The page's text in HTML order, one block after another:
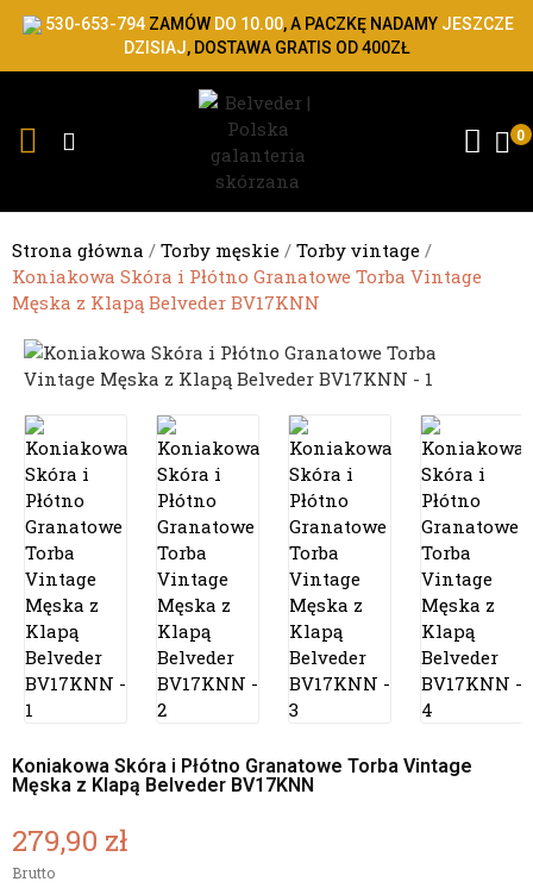
530-653-794 ZAMÓW DO 10.00, A PACZKĘ NADAMY JESZCZE
DZISIAJ, DOSTAWA GRATIS OD 400ZŁ
0
Strona główna Torby męskie
Torby vintage
Koniakowa Skóra i Płótno Granatowe Torba Vintage
Męska z Klapą Belveder BV17KNN
Koniakowa Skóra i Płótno Granatowe Torba Vintage
Męska z Klapą Belveder BV17KNN
279,90 zł
Brutto